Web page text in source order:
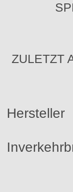
ZULETZT
Hersteller